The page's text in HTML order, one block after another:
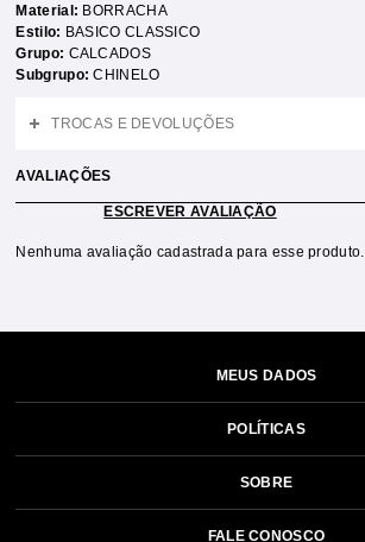
Material: BORRACHA
Estilo: BASICO CLASSICO
Grupo: CALCADOS
Subgrupo:CHINELO
TROCAS E DEVOLUÇÕES
AVALIAÇÕES
ESCREVER AVALIAÇÃO
Nenhuma avaliação cadastrada para esse produto.
MEUS DADOS
POLÍTICAS
SOBRE
FALE CONOSCO